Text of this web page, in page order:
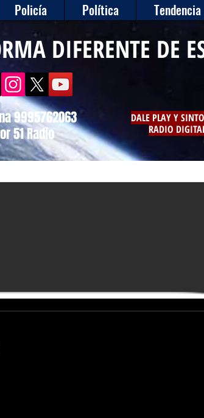
Policía Política Tendencia
9995762063
51 Radio
DALE PLAY Y
RADIO
DIFERENTE DE